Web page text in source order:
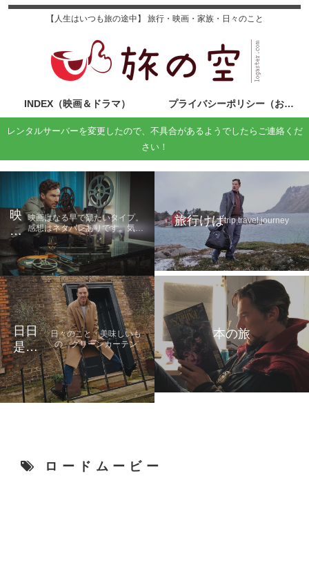
【人生はいつも旅の途中】 旅行・映画・家族・日々のこと
INDEX（映画＆ドラマ） プライバシーポリシー（お問い合わせ）
レンタルサーバーを変更したので、不具合があるようでしたらご連絡くだ
さい！
映
画
の
旅
映画はなる早で観たいタイプ。
感想はネタバレありです。気に
なる方は鑑賞後に読んでくださ
い。
旅行けばtrip,travel,journey
日日
是好
日
日々のこと 美味しいも
の グリーンカーテン
本の旅
ロードムービー